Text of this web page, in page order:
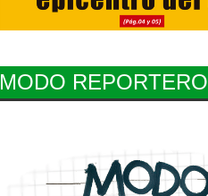
MODO REPORTERO